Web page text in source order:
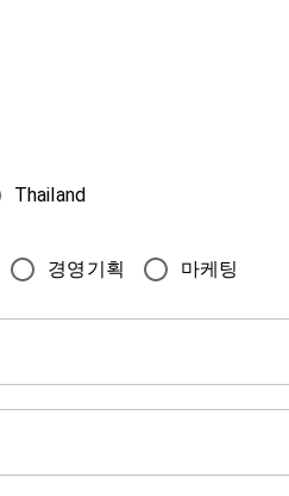
Thailand
경영기획 마케팅